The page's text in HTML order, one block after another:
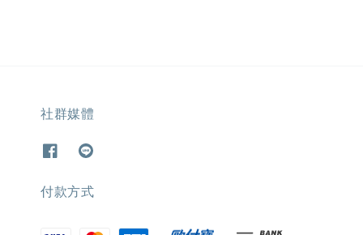
社群媒體
付款方式